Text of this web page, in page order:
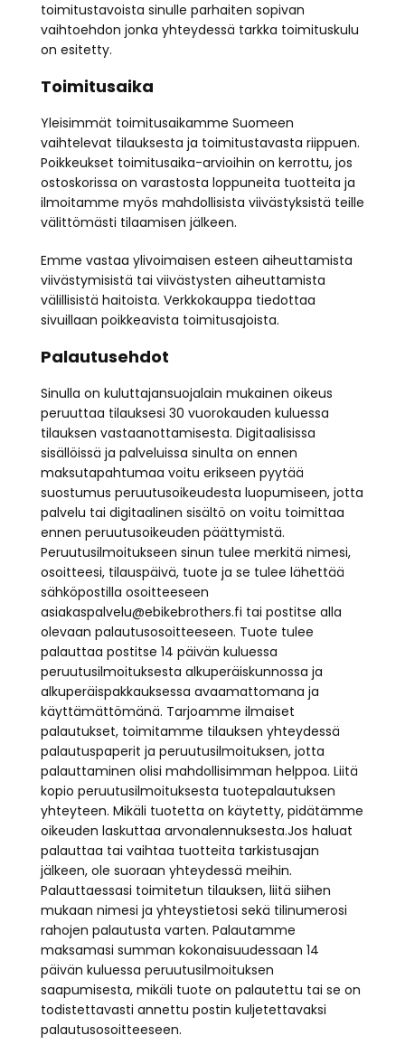
toimitustavoista sinulle parhaiten sopivan
vaihtoehdon jonka yhteydessä tarkka toimituskulu
on esitetty.
Toimitusaika
Yleisimmät toimitusaikamme Suomeen
vaihtelevat tilauksesta ja toimitustavasta riippuen.
Poikkeukset toimitusaika-arvioihin on kerrottu, jos
ostoskorissa on varastosta loppuneita tuotteita ja
ilmoitamme myös mahdollisista viivästyksistä teille
välittömästi tilaamisen jälkeen.
Emme vastaa ylivoimaisen esteen aiheuttamista
viivästymisistä tai viivästysten aiheuttamista
välillisistä haitoista. Verkkokauppa tiedottaa
sivuillaan poikkeavista toimitusajoista.
Palautusehdot
Sinulla on kuluttajansuojalain mukainen oikeus
peruuttaa tilauksesi 30 vuorokauden kuluessa
tilauksen vastaanottamisesta. Digitaalisissa
sisällöissä ja palveluissa sinulta on ennen
maksutapahtumaa voitu erikseen pyytää
suostumus peruutusoikeudesta luopumiseen, jotta
palvelu tai digitaalinen sisältö on voitu toimittaa
ennen peruutusoikeuden päättymistä.
Peruutusilmoitukseen sinun tulee merkitä nimesi,
osoitteesi, tilauspäivä, tuote ja se tulee lähettää
sähköpostilla osoitteeseen
asiakaspalvelu@ebikebrothers.fi tai postitse alla
olevaan palautusosoitteeseen. Tuote tulee
palauttaa postitse 14 päivän kuluessa
peruutusilmoituksesta alkuperäiskunnossa ja
alkuperäispakkauksessa avaamattomana ja
käyttämättömänä. Tarjoamme ilmaiset
palautukset, toimitamme tilauksen yhteydessä
palautuspaperit ja peruutusilmoituksen, jotta
palauttaminen olisi mahdollisimman helppoa. Liitä
kopio peruutusilmoituksesta tuotepalautuksen
yhteyteen. Mikäli tuotetta on käytetty, pidätämme
oikeuden laskuttaa arvonalennuksesta.Jos haluat
palauttaa tai vaihtaa tuotteita tarkistusajan
jälkeen, ole suoraan yhteydessä meihin.
Palauttaessasi toimitetun tilauksen, liitä siihen
mukaan nimesi ja yhteystietosi sekä tilinumerosi
rahojen palautusta varten. Palautamme
maksamasi summan kokonaisuudessaan 14
päivän kuluessa peruutusilmoituksen
saapumisesta, mikäli tuote on palautettu tai se on
todistettavasti annettu postin kuljetettavaksi
palautusosoitteeseen.